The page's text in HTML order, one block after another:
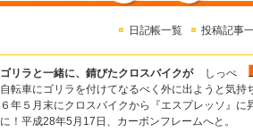
日記帳一覧 投稿記事
ゴリラと一緒に、錆びたクロスバイクが
しっぺ
自転車にゴリラを付けてなるべく外に出ようと気持
６年５月末にクロスバイクから『エスプレッソ』に
に！平成28年5月17日、カーボンフレームへと。